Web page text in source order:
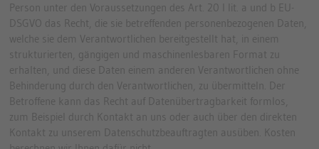
Person unter den Voraussetzungen des Art. 20 I lit. a und b EU-
DSGVO das Recht, die sie betreffenden personenbezogenen Daten,
welche sie dem Verantwortlichen bereitgestellt hat, in einem
strukturierten, gängigen und maschinenlesbaren Format zu
erhalten, und diese Daten einem anderen Verantwortlichen ohne
Behinderung durch den Verantwortlichen, zu übermitteln. Der
Betroffene kann das Recht auf Datenübertragbarkeit formlos,
zum Beispiel durch Kontakt an uns oder auch über den direkten
Kontakt zu unserem Datenschutzbeauftragten ausüben. Kosten